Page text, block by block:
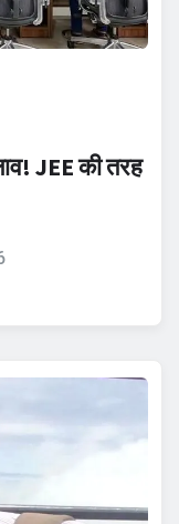
JEE की तरह